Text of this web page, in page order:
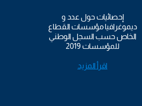
إحصائيات حول عدد و
ديموغرافيا مؤسسات القطاع
الخاص حسب السجل الوطني
للمؤسسات 2019
اقرأ المزيد